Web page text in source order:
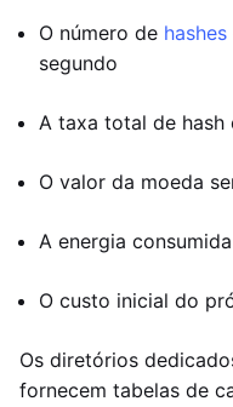
O número de hashes
segundo
A taxa total de hash
O valor da moeda
A energia
O custo inicial do
Os diretórios
fornecem tabelas de